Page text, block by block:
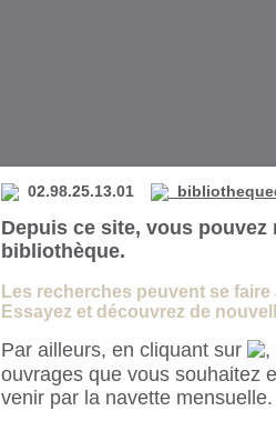
Les recherches peuvent se
Essayez et découvrez de
Par ailleurs, en cliquant sur
,
ouvrages que vous souhaitez
venir par la navette
02.98.25.13.01
Depuis ce site, vous
bibliothèque.